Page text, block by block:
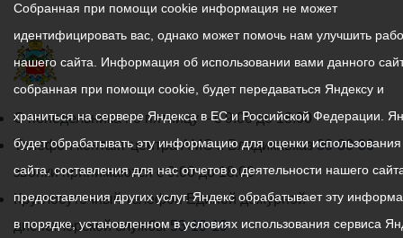
График
работы
администрации
местного
самоуправления
С понедельника по пятницу – с 9.00 до 18.00
Телефон контакт-центра АМС г. Владикавказ30-30-30
звонки принимаются с 9:00 до 18:00
Круглосуточный телефон Единой дежурной
диспетчерской службы53-19-19
Собранная при помощи cookie информация не может
идентифицировать вас, однако может помочь нам улучшить
нашего сайта. Информация об использовании вами данного
собранная при помощи cookie, будет передаваться Яндексу и
храниться на сервере Яндекса в ЕС и Российской Федерации.
будет обрабатывать эту информацию для оценки
сайта, составления для нас отчетов о деятельности нашего
предоставления других услуг. Яндекс обрабатывает эту
в порядке, установленном в условиях использования сервиса